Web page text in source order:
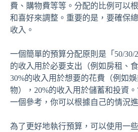
費、購物費等等。分配的比例可以
和喜好來調整。重要的是，要確保
收入。
一個簡單的預算分配原則是「50/30/
的收入用於必要支出（例如房租、
30%的收入用於想要的花費（例如
物），20%的收入用於儲蓄和投資
一個參考，你可以根據自己的情況
為了更好地執行預算，可以使用一